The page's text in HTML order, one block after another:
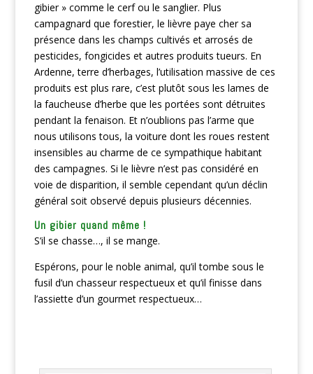
gibier » comme le cerf ou le sanglier. Plus
campagnard que forestier, le lièvre paye cher sa
présence dans les champs cultivés et arrosés de
pesticides, fongicides et autres produits tueurs. En
Ardenne, terre d’herbages, l’utilisation massive de ces
produits est plus rare, c’est plutôt sous les lames de
la faucheuse d’herbe que les portées sont détruites
pendant la fenaison. Et n’oublions pas l’arme que
nous utilisons tous, la voiture dont les roues restent
insensibles au charme de ce sympathique habitant
des campagnes. Si le lièvre n’est pas considéré en
voie de disparition, il semble cependant qu’un déclin
général soit observé depuis plusieurs décennies.
Un gibier quand même !
S’il se chasse…, il se mange.
Espérons, pour le noble animal, qu’il tombe sous le
fusil d’un chasseur respectueux et qu’il finisse dans
l’assiette d’un gourmet respectueux…